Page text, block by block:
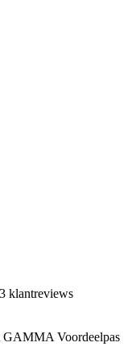
klantreviews
GAMMA Voordeelpas